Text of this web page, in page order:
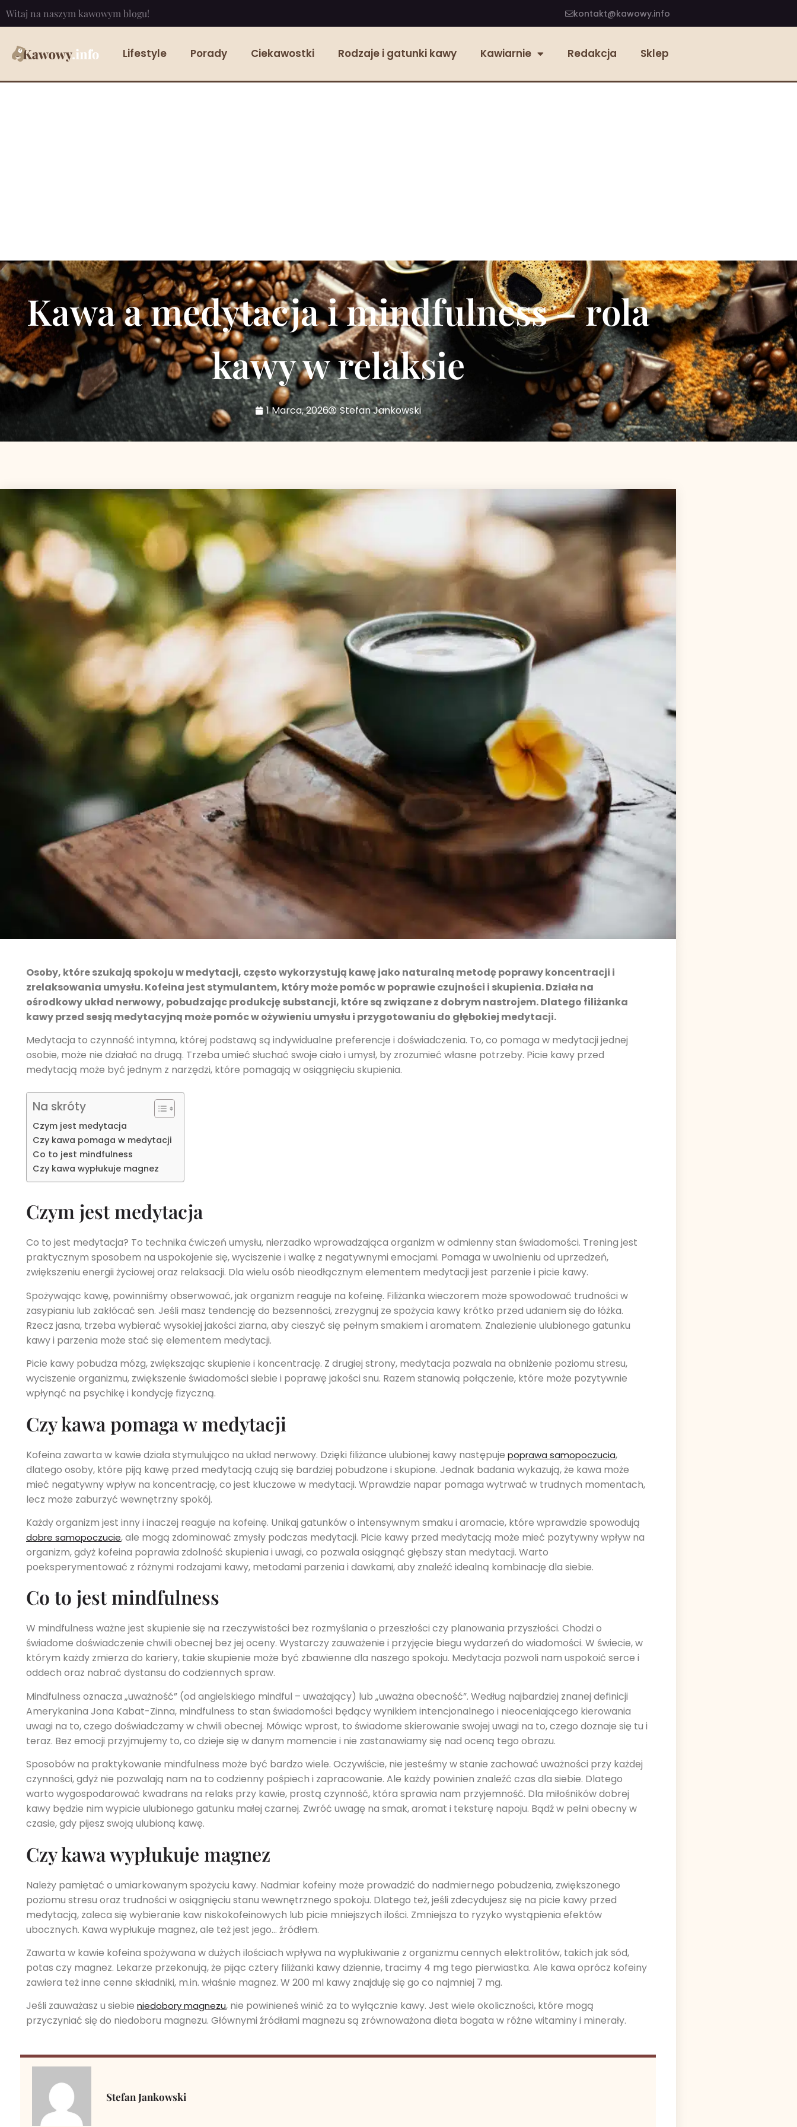
Witaj na naszym kawowym blogu! kontakt@kawowy.info
Lifestyle Porady Ciekawostki Rodzaje i gatunki kawy Kawiarnie Redakcja Sklep
Kawa a medytacja i mindfulness – rola
kawy w relaksie
1 Marca, 2026 Stefan Jankowski
Osoby, które szukają spokoju w medytacji, często wykorzystują kawę jako naturalną metodę poprawy koncentracji i
zrelaksowania umysłu. Kofeina jest stymulantem, który może pomóc w poprawie czujności i skupienia. Działa na
ośrodkowy układ nerwowy, pobudzając produkcję substancji, które są związane z dobrym nastrojem. Dlatego filiżanka
kawy przed sesją medytacyjną może pomóc w ożywieniu umysłu i przygotowaniu do głębokiej medytacji.
Medytacja to czynność intymna, której podstawą są indywidualne preferencje i doświadczenia. To, co pomaga w medytacji jednej
osobie, może nie działać na drugą. Trzeba umieć słuchać swoje ciało i umysł, by zrozumieć własne potrzeby. Picie kawy przed
medytacją może być jednym z narzędzi, które pomagają w osiągnięciu skupienia.
Na skróty
Czym jest medytacja
Czy kawa pomaga w medytacji
Co to jest mindfulness
Czy kawa wypłukuje magnez
Czym jest medytacja
Co to jest medytacja? To technika ćwiczeń umysłu, nierzadko wprowadzająca organizm w odmienny stan świadomości. Trening jest
praktycznym sposobem na uspokojenie się, wyciszenie i walkę z negatywnymi emocjami. Pomaga w uwolnieniu od uprzedzeń,
zwiększeniu energii życiowej oraz relaksacji. Dla wielu osób nieodłącznym elementem medytacji jest parzenie i picie kawy.
Spożywając kawę, powinniśmy obserwować, jak organizm reaguje na kofeinę. Filiżanka wieczorem może spowodować trudności w
zasypianiu lub zakłócać sen. Jeśli masz tendencję do bezsenności, zrezygnuj ze spożycia kawy krótko przed udaniem się do łóżka.
Rzecz jasna, trzeba wybierać wysokiej jakości ziarna, aby cieszyć się pełnym smakiem i aromatem. Znalezienie ulubionego gatunku
kawy i parzenia może stać się elementem medytacji.
Picie kawy pobudza mózg, zwiększając skupienie i koncentrację. Z drugiej strony, medytacja pozwala na obniżenie poziomu stresu,
wyciszenie organizmu, zwiększenie świadomości siebie i poprawę jakości snu. Razem stanowią połączenie, które może pozytywnie
wpłynąć na psychikę i kondycję fizyczną.
Czy kawa pomaga w medytacji
Kofeina zawarta w kawie działa stymulująco na układ nerwowy. Dzięki filiżance ulubionej kawy następuje poprawa samopoczucia,
dlatego osoby, które piją kawę przed medytacją czują się bardziej pobudzone i skupione. Jednak badania wykazują, że kawa może
mieć negatywny wpływ na koncentrację, co jest kluczowe w medytacji. Wprawdzie napar pomaga wytrwać w trudnych momentach,
lecz może zaburzyć wewnętrzny spokój.
Każdy organizm jest inny i inaczej reaguje na kofeinę. Unikaj gatunków o intensywnym smaku i aromacie, które wprawdzie spowodują
dobre samopoczucie, ale mogą zdominować zmysły podczas medytacji. Picie kawy przed medytacją może mieć pozytywny wpływ na
organizm, gdyż kofeina poprawia zdolność skupienia i uwagi, co pozwala osiągnąć głębszy stan medytacji. Warto
poeksperymentować z różnymi rodzajami kawy, metodami parzenia i dawkami, aby znaleźć idealną kombinację dla siebie.
Co to jest mindfulness
W mindfulness ważne jest skupienie się na rzeczywistości bez rozmyślania o przeszłości czy planowania przyszłości. Chodzi o
świadome doświadczenie chwili obecnej bez jej oceny. Wystarczy zauważenie i przyjęcie biegu wydarzeń do wiadomości. W świecie, w
którym każdy zmierza do kariery, takie skupienie może być zbawienne dla naszego spokoju. Medytacja pozwoli nam uspokoić serce i
oddech oraz nabrać dystansu do codziennych spraw.
Mindfulness oznacza „uważność” (od angielskiego mindful – uważający) lub „uważna obecność”. Według najbardziej znanej definicji
Amerykanina Jona Kabat-Zinna, mindfulness to stan świadomości będący wynikiem intencjonalnego i nieoceniającego kierowania
uwagi na to, czego doświadczamy w chwili obecnej. Mówiąc wprost, to świadome skierowanie swojej uwagi na to, czego doznaje się tu i
teraz. Bez emocji przyjmujemy to, co dzieje się w danym momencie i nie zastanawiamy się nad oceną tego obrazu.
Sposobów na praktykowanie mindfulness może być bardzo wiele. Oczywiście, nie jesteśmy w stanie zachować uważności przy każdej
czynności, gdyż nie pozwalają nam na to codzienny pośpiech i zapracowanie. Ale każdy powinien znaleźć czas dla siebie. Dlatego
warto wygospodarować kwadrans na relaks przy kawie, prostą czynność, która sprawia nam przyjemność. Dla miłośników dobrej
kawy będzie nim wypicie ulubionego gatunku małej czarnej. Zwróć uwagę na smak, aromat i teksturę napoju. Bądź w pełni obecny w
czasie, gdy pijesz swoją ulubioną kawę.
Czy kawa wypłukuje magnez
Należy pamiętać o umiarkowanym spożyciu kawy. Nadmiar kofeiny może prowadzić do nadmiernego pobudzenia, zwiększonego
poziomu stresu oraz trudności w osiągnięciu stanu wewnętrznego spokoju. Dlatego też, jeśli zdecydujesz się na picie kawy przed
medytacją, zaleca się wybieranie kaw niskokofeinowych lub picie mniejszych ilości. Zmniejsza to ryzyko wystąpienia efektów
ubocznych. Kawa wypłukuje magnez, ale też jest jego… źródłem.
Zawarta w kawie kofeina spożywana w dużych ilościach wpływa na wypłukiwanie z organizmu cennych elektrolitów, takich jak sód,
potas czy magnez. Lekarze przekonują, że pijąc cztery filiżanki kawy dziennie, tracimy 4 mg tego pierwiastka. Ale kawa oprócz kofeiny
zawiera też inne cenne składniki, m.in. właśnie magnez. W 200 ml kawy znajduję się go co najmniej 7 mg.
Jeśli zauważasz u siebie niedobory magnezu, nie powinieneś winić za to wyłącznie kawy. Jest wiele okoliczności, które mogą
przyczyniać się do niedoboru magnezu. Głównymi źródłami magnezu są zrównoważona dieta bogata w różne witaminy i minerały.
Stefan Jankowski